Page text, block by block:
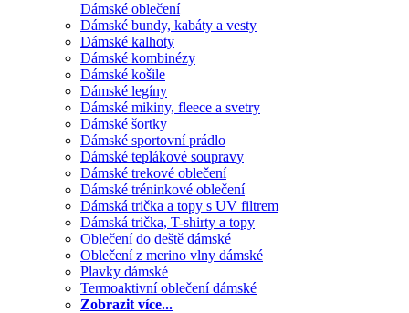
Dámské oblečení
Dámské bundy, kabáty a vesty
Dámské kalhoty
Dámské kombinézy
Dámské košile
Dámské legíny
Dámské mikiny, fleece a svetry
Dámské šortky
Dámské sportovní prádlo
Dámské teplákové soupravy
Dámské trekové oblečení
Dámské tréninkové oblečení
Dámská trička a topy s UV filtrem
Dámská trička, T-shirty a topy
Oblečení do deště dámské
Oblečení z merino vlny dámské
Plavky dámské
Termoaktivní oblečení dámské
Zobrazit více...